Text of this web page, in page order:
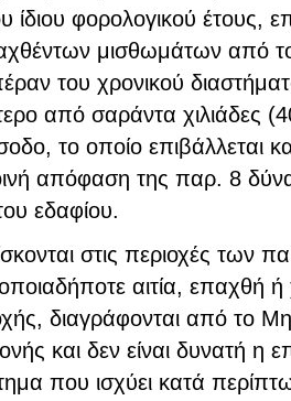
φορολογικού έτους,
μισθωμάτων από
του χρονικού
από σαράντα χιλιάδες
το οποίο επιβάλλεται
απόφαση της παρ. 8
εδαφίου.
στις περιοχές των
οποιαδήποτε αιτία, επαχθή
διαγράφονται από το
και δεν είναι δυνατή η
που ισχύει κατά